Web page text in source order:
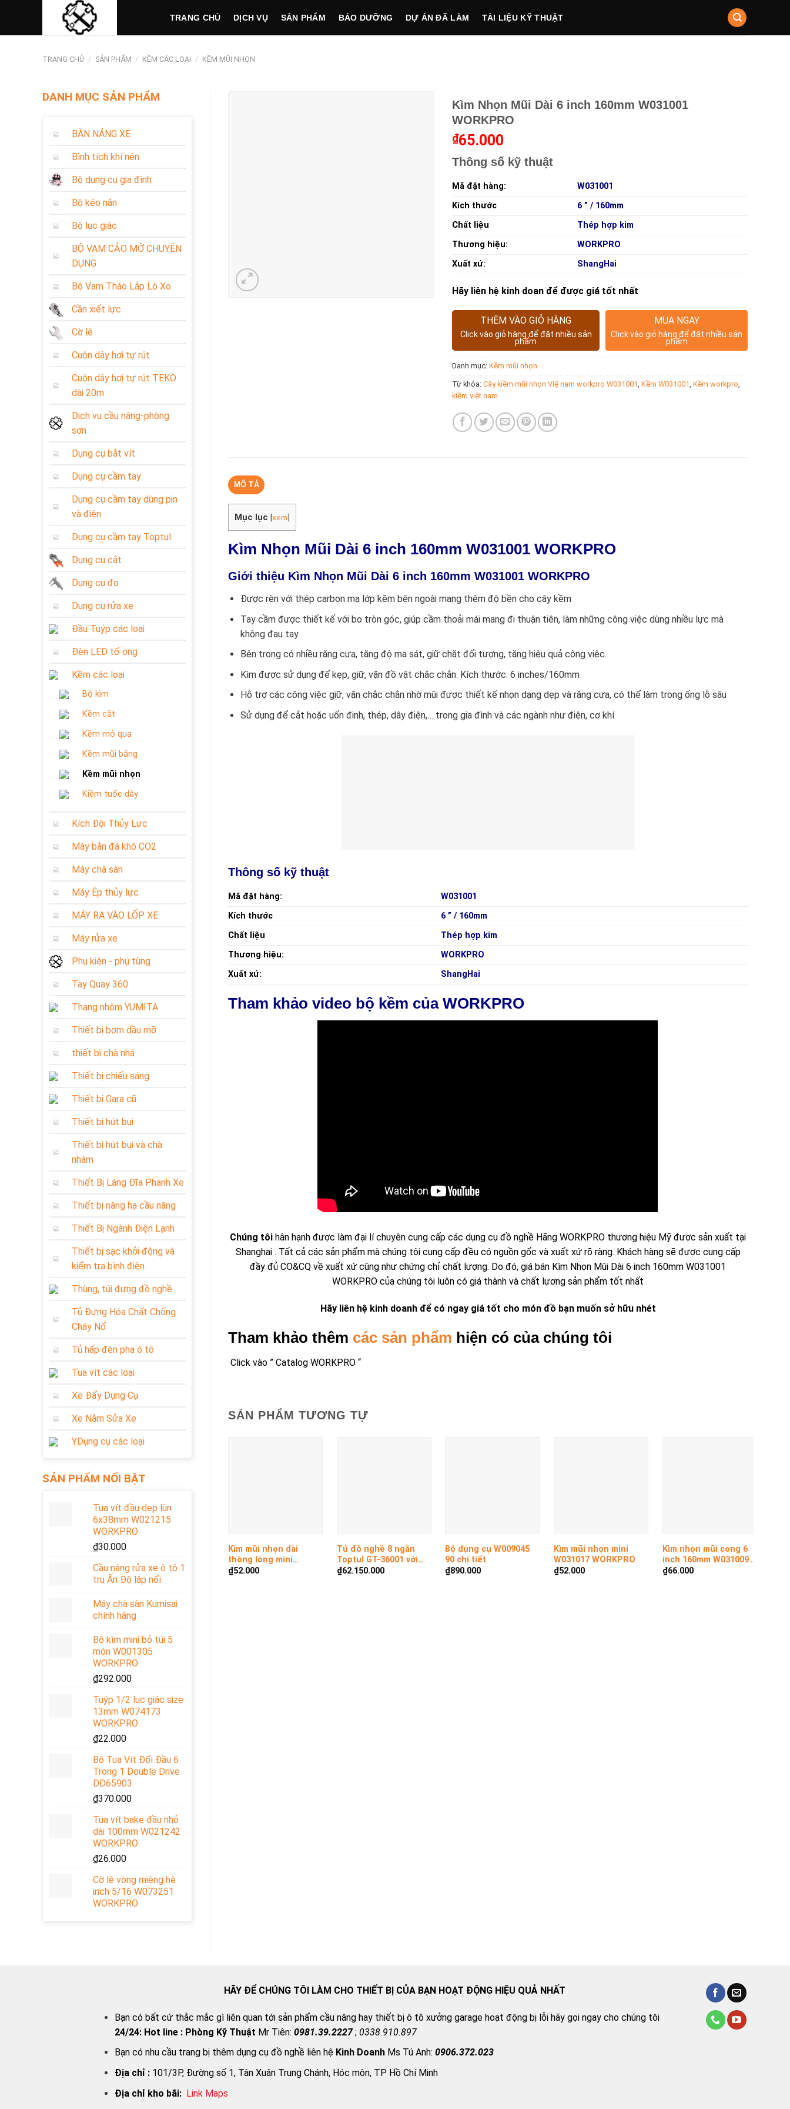
content
TRANG CHỦ DỊCH VỤ SẢN PHẨM BẢO DƯỠNG DỰ ÁN ĐÃ LÀM TÀI LIỆU KỸ THUẬT
TRANG CHỦ / SẢN PHẨM / KỀM CÁC LOẠI / KỀM MŨI NHỌN
DANH MỤC SẢN PHẨM
BÀN NÁNG XE
Bình tích khí nén
Bộ dụng cụ gia đình
Bộ kéo nắn
Bộ lục giác
BỘ VAM CẢO MỞ CHUYÊN
DỤNG
Bộ Vam Tháo Lắp Lò Xo
Cần xiết lực
Cờ lê
Cuộn dây hơi tự rút
Cuộn dây hơi tự rút TEKO
dài 20m
Dịch vụ cầu nâng-phòng
sơn
Dụng cụ bắt vít
Dụng cụ cầm tay
Dụng cụ cầm tay dùng pin
và điện
Dụng cụ cầm tay Toptul
Dụng cụ cắt
Dụng cụ đo
Dụng cụ rửa xe
Đầu Tuýp các loại
Đèn LED tổ ong
Kềm các loại
Bộ kìm
Kềm cắt
Kềm mỏ quạ
Kềm mũi bằng
Kềm mũi nhọn
Kiềm tuốc dây
Kích Đội Thủy Lực
Máy bắn đá khô CO2
Máy chà sàn
Máy Ép thủy lực
MÁY RA VÀO LỐP XE
Máy rửa xe
Phụ kiện - phụ tùng
Tay Quay 360
Thang nhôm YUMITA
Thiết bị bơm dầu mỡ
thiết bị chà nhá
Thiết bị chiếu sáng
Thiết bị Gara cũ
Thiết bị hút bụi
Thiết bị hút bụi và chà
nhám
Thiết Bị Láng Đĩa Phanh Xe
Thiết bị nâng hạ cầu nâng
Thiết Bị Ngành Điện Lạnh
Thiết bị sạc khởi động và
kiểm tra bình điện
Thùng, túi đựng đồ nghề
Tủ Đựng Hóa Chất Chống
Cháy Nổ
Tủ hấp đèn pha ô tô
Tua vít các loại
Xe Đẩy Dụng Cụ
Xe Nằm Sửa Xe
YDụng cụ các loại
SẢN PHẨM NỔI BẬT
Tua vít đầu dẹp lùn
6x38mm W021215
WORKPRO
₫30.000
Cầu nâng rửa xe ô tô 1
trụ Ấn Độ lắp nổi
Máy chà sàn Kumisai
chính hãng
Bộ kìm mini bỏ túi 5
món W001305
WORKPRO
₫292.000
Tuýp 1/2 lục giác size
13mm W074173
WORKPRO
₫22.000
Bộ Tua Vít Đổi Đầu 6
Trong 1 Double Drive
DD65903
₫370.000
Tua vít bake đầu nhỏ
dài 100mm W021242
WORKPRO
₫26.000
Cờ lê vòng miệng hệ
inch 5/16 W073251
WORKPRO
Kìm Nhọn Mũi Dài 6 inch 160mm W031001
WORKPRO
₫65.000
Thông số kỹ thuật
Mã đặt hàng:
W031001
Kích thước
6 ” / 160mm
Chất liệu
Thép hợp kim
Thương hiệu:
WORKPRO
Xuất xứ:
ShangHai
Hãy liên hệ kinh doan để được giá tốt nhất
THÊM VÀO GIỎ HÀNG
Click vào giỏ hàng để đặt nhiều sản
phẩm
MUA NGAY
Click vào giỏ hàng để đặt nhiều sản
phẩm
Danh mục: Kềm mũi nhọn
Từ khóa: Cây kiềm mũi nhọn Việ nam workpro W031001, Kềm W031001, Kềm workpro,
kiềm việt nam
MÔ TẢ
Mục lục [xem]
Kìm Nhọn Mũi Dài 6 inch 160mm W031001 WORKPRO
Giới thiệu Kìm Nhọn Mũi Dài 6 inch 160mm W031001 WORKPRO
Được rèn với thép carbon mạ lớp kẽm bên ngoài mang thêm độ bền cho cây kềm
Tay cầm được thiết kế với bo tròn góc, giúp cầm thoải mái mang đi thuận tiên, làm những công việc dùng nhiều lực mà
không đau tay
Bên trong có nhiều răng cưa, tăng độ ma sát, giữ chặt đối tượng, tăng hiệu quả công việc.
Kìm được sử dụng để kẹp, giữ, vặn đồ vật chắc chắn. Kích thước: 6 inches/160mm
Hỗ trợ các công việc giữ, vặn chắc chắn nhờ mũi được thiết kế nhọn dạng dẹp và răng cưa, có thể làm trong ống lỗ sâu
Sử dụng để cắt hoặc uốn đinh, thép, dây điện,… trong gia đình và các ngành như điện, cơ khí
Thông số kỹ thuật
Mã đặt hàng:
W031001
Kích thước
6 ” / 160mm
Chất liệu
Thép hợp kim
Thương hiệu:
WORKPRO
Xuất xứ:
ShangHai
Tham khảo video bộ kềm của WORKPRO
Chúng tôi hân hạnh được làm đại lí chuyên cung cấp các dụng cụ đồ nghề Hãng WORKPRO thương hiệu Mỹ được sản xuất tại
Shanghai . Tất cả các sản phẩm mà chúng tôi cung cấp đều có nguồn gốc và xuất xứ rõ ràng. Khách hàng sẽ được cung cấp
đầy đủ CO&CQ về xuất xứ cũng như chứng chỉ chất lượng. Do đó, giá bán Kìm Nhọn Mũi Dài 6 inch 160mm W031001
WORKPRO của chúng tôi luôn có giá thành và chất lựơng sản phẩm tốt nhất
Hãy liên hệ kinh doanh để có ngay giá tốt cho món đồ bạn muốn sở hữu nhét
Tham khảo thêm các sản phẩm hiện có của chúng tôi
Click vào ” Catalog WORKPRO “
SẢN PHẨM TƯƠNG TỰ
Kìm mũi nhọn dài
thòng lòng mini
W031021 WORKPRO
₫52.000
Tủ đồ nghề 8 ngăn
Toptul GT-36001 với
360 chi tiết
₫62.150.000
Bộ dụng cụ W009045
90 chi tiết
₫890.000
Kìm mũi nhọn mini
W031017 WORKPRO
₫52.000
Kìm nhọn mũi cong 6
inch 160mm W031009
WORKPRO
₫66.000
HÃY ĐỂ CHÚNG TÔI LÀM CHO THIẾT BỊ CỦA BẠN HOẠT ĐỘNG HIỆU QUẢ NHẤT
Bạn có bất cứ thắc mắc gì liên quan tới sản phẩm cầu nâng hay thiết bị ô tô xưởng garage hoạt động bị lỗi hãy gọi ngay cho chúng tôi
24/24: Hot line : Phòng Kỹ Thuật Mr Tiên:0981.39.2227;0338.910.897
Bạn có nhu cầu trang bị thêm dụng cụ đồ nghề liên hệ Kinh Doanh Ms Tú Anh:0906.372.023
Địa chỉ : 101/3P, Đường số 1, Tân Xuân Trung Chánh, Hóc môn, TP Hồ Chí Minh
Địa chỉ kho bãi: Link Maps